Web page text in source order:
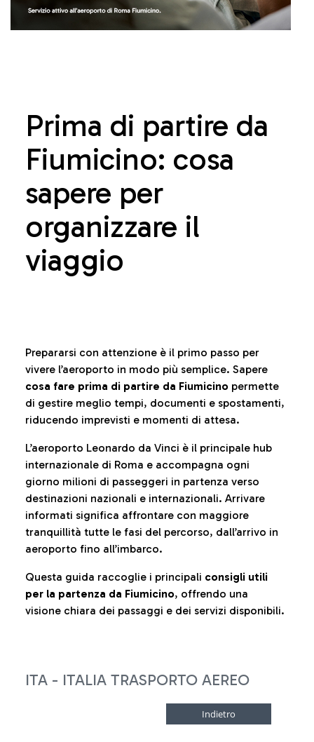
Prima di partire da
Fiumicino: cosa
sapere per
organizzare il
viaggio
Prepararsi con attenzione è il primo passo per
vivere l’aeroporto in modo più semplice. Sapere
cosa fare prima di partire da Fiumicino permette
di gestire meglio tempi, documenti e spostamenti,
riducendo imprevisti e momenti di attesa.
L’aeroporto Leonardo da Vinci è il principale hub
internazionale di Roma e accompagna ogni
giorno milioni di passeggeri in partenza verso
destinazioni nazionali e internazionali. Arrivare
informati significa affrontare con maggiore
tranquillità tutte le fasi del percorso, dall’arrivo in
aeroporto fino all’imbarco.
Questa guida raccoglie i principali consigli utili
per la partenza da Fiumicino, offrendo una
visione chiara dei passaggi e dei servizi disponibili.
ITA - ITALIA TRASPORTO AEREO